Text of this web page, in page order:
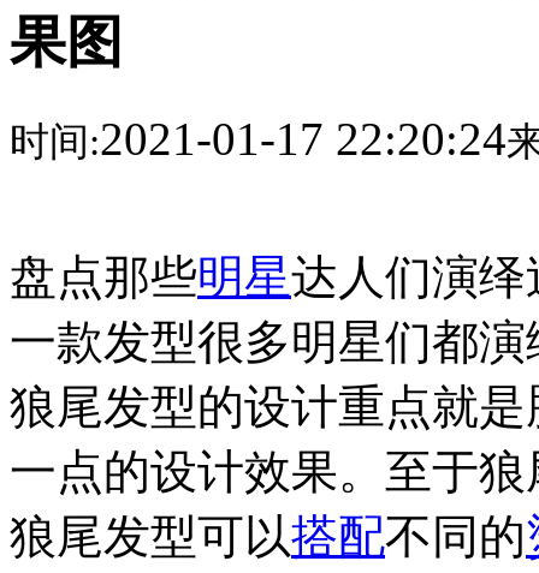
果图
时间:2021-01-17 22:20:24
盘点那些明星达人们演绎
一款发型很多明星们都
狼尾发型的设计重点就
一点的设计效果。至于
狼尾发型可以搭配不同的